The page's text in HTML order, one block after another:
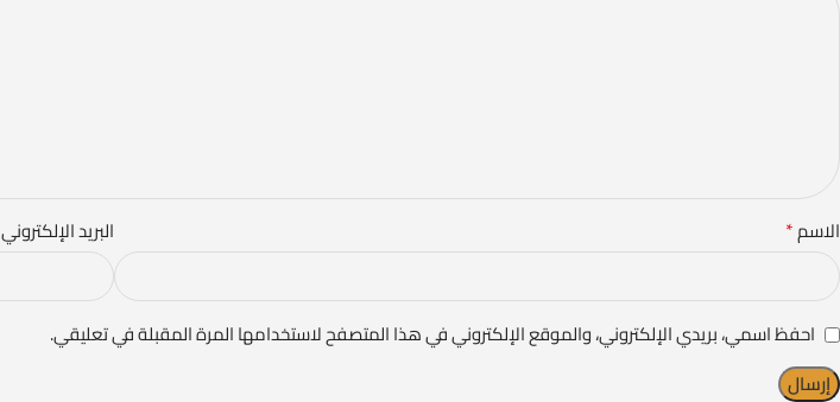
الاسم* البريد الإلكتروني
احفظ اسمي، بريدي الإلكتروني، والموقع الإلكتروني في هذا المتصفح لاستخدامها المرة المقبلة في تعليقي.